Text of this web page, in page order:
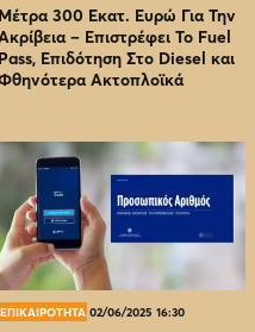
Μέτρα 300 Εκατ. Ευρώ Για Την
– Επιστρέφει Το Fuel
Pass, Επιδότηση Στο Diesel και
Ακτοπλοϊκά
ΕΠΙΚΑΙΡΟΤΗΤΑ 02/06/2025 16:30